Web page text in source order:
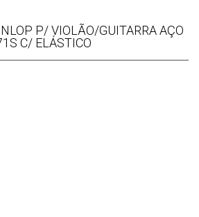
P/ VIOLÃO/GUITARRA AÇO
C/ ELÁSTICO